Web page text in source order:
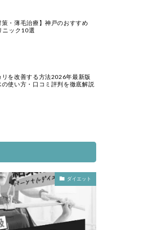
策・薄毛治療】神戸のおすすめ
ニック10選
リを改善する方法2026年最新版
の使い方・口コミ評判を徹底解説
ダイエット